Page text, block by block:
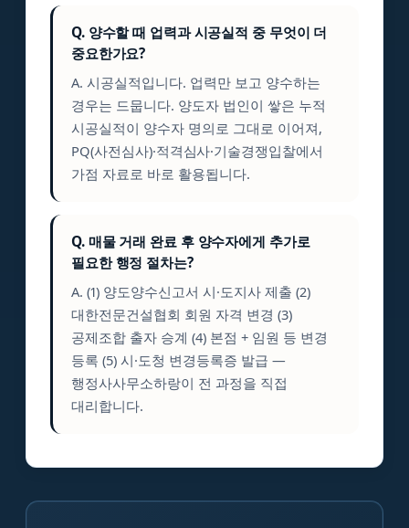
Q. 양수할 때 업력과 시공실적 중 무엇이 더
중요한가요?
A. 시공실적입니다. 업력만 보고 양수하는
경우는 드뭅니다. 양도자 법인이 쌓은 누적
시공실적이 양수자 명의로 그대로 이어져,
PQ(사전심사)·적격심사·기술경쟁입찰에서
가점 자료로 바로 활용됩니다.
Q. 매물 거래 완료 후 양수자에게 추가로
필요한 행정 절차는?
A. (1) 양도양수신고서 시·도지사 제출 (2)
대한전문건설협회 회원 자격 변경 (3)
공제조합 출자 승계 (4) 본점 + 임원 등 변경
등록 (5) 시·도청 변경등록증 발급 —
행정사사무소하랑이 전 과정을 직접
대리합니다.